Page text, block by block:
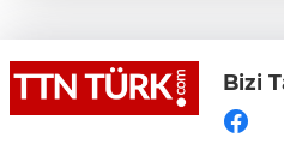
İstanbul’dan
Kilometrelerce
Bizi